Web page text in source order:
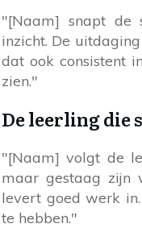
"[Naam] snapt de
inzicht. De
dat ook consistent
zien."
De leerling die
"[Naam] volgt de
maar gestaag zijn
levert goed werk
te hebben."